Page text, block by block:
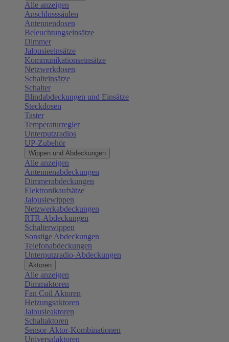
Alle anzeigen
Anschlusssäulen
Antennendosen
Beleuchtungseinsätze
Dimmer
Jalousieeinsätze
Kommunikationseinsätze
Netzwerkdosen
Schalteinsätze
Schalter
Blindabdeckungen und Einsätze
Steckdosen
Taster
Temperaturregler
Unterputzradios
UP-Zubehör
Wippen und Abdeckungen
Alle anzeigen
Antennenabdeckungen
Dimmerabdeckungen
Elektronikaufsätze
Jalousiewippen
Netzwerkabdeckungen
RTR-Abdeckungen
Schalterwippen
Sonstige Abdeckungen
Telefonabdeckungen
Unterputzradio-Abdeckungen
Aktoren
Alle anzeigen
Dimmaktoren
Fan Coil Aktoren
Heizungsaktoren
Jalousieaktoren
Schaltaktoren
Sensor-Aktor-Kombinationen
Universalaktoren